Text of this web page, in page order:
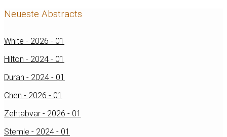
Neueste Abstracts
White - 2026 - 01
Hilton - 2024 - 01
Duran - 2024 - 01
Chen - 2026 - 01
Zehtabvar - 2026 - 01
Stemle - 2024 - 01